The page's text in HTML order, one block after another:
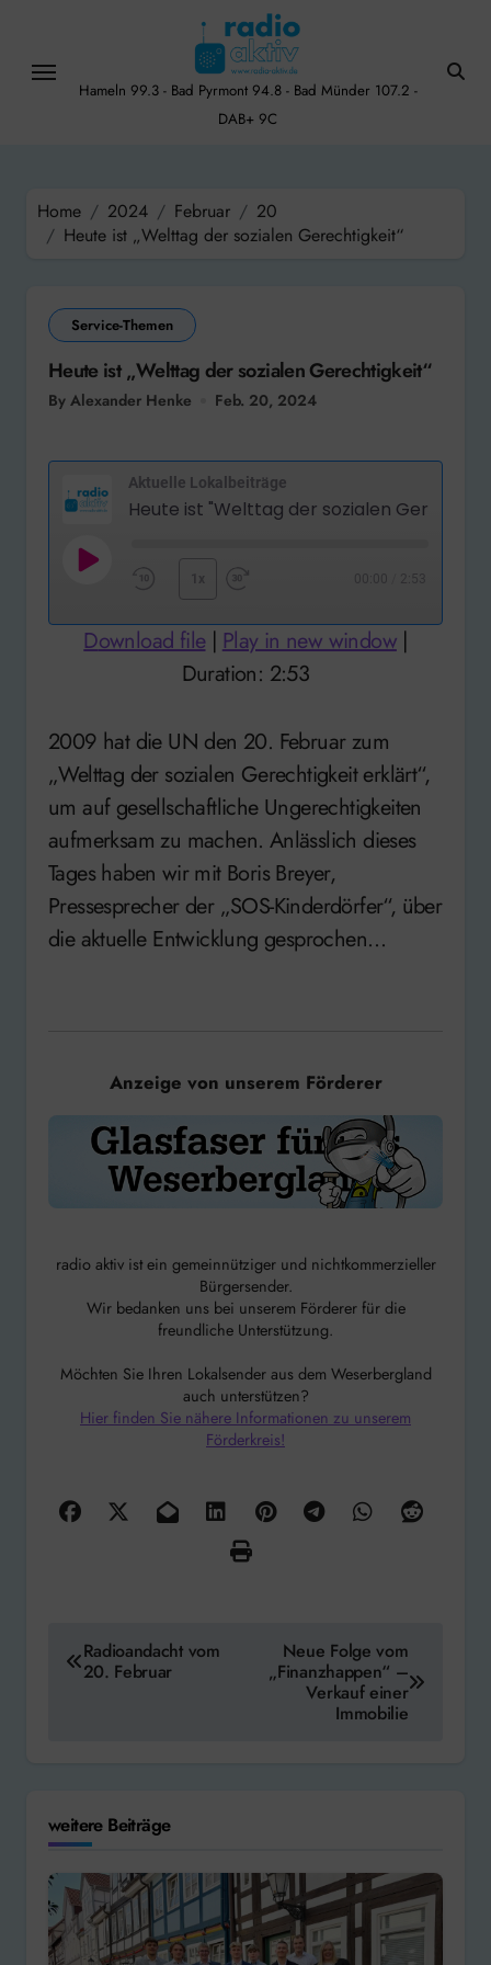
content
Hameln 99.3 - Bad Pyrmont 94.8 - Bad Münder 107.2 -
DAB+ 9C
Home 2024 Februar
20
Heute ist „Welttag der sozialen Gerechtigkeit“
Service-Themen
Heute ist „Welttag der sozialen Gerechtigkeit“
By Alexander Henke Feb. 20, 2024
Aktuelle Lokalbeiträge
Play
10
Seconds
1x
Forward
2:53
Download file| Play in new window|
Duration: 2:53
2009 hat die UN den 20. Februar zum
„Welttag der sozialen Gerechtigkeit erklärt“,
um auf gesellschaftliche Ungerechtigkeiten
aufmerksam zu machen. Anlässlich dieses
Tages haben wir mit Boris Breyer,
Pressesprecher der „SOS-Kinderdörfer“, über
die aktuelle Entwicklung gesprochen…
Anzeige von unserem Förderer
radio aktiv ist ein gemeinnütziger und nichtkommerzieller
Bürgersender.
Wir bedanken uns bei unserem Förderer für die
freundliche Unterstützung.
Möchten Sie Ihren Lokalsender aus dem Weserbergland
auch unterstützen?
Hier finden Sie nähere Informationen zu unserem
Förderkreis!
Beitragsnavigation
Radioandacht vom
20. Februar
Neue Folge vom
„Finanzhappen“ –
Verkauf einer
Immobilie
weitere Beiträge